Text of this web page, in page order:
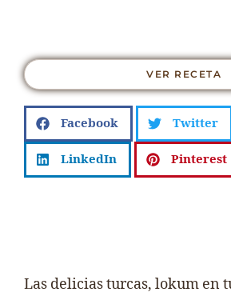
VER RECETA
Facebook Twitter
LinkedIn Pinterest
Las delicias turcas, lokum en